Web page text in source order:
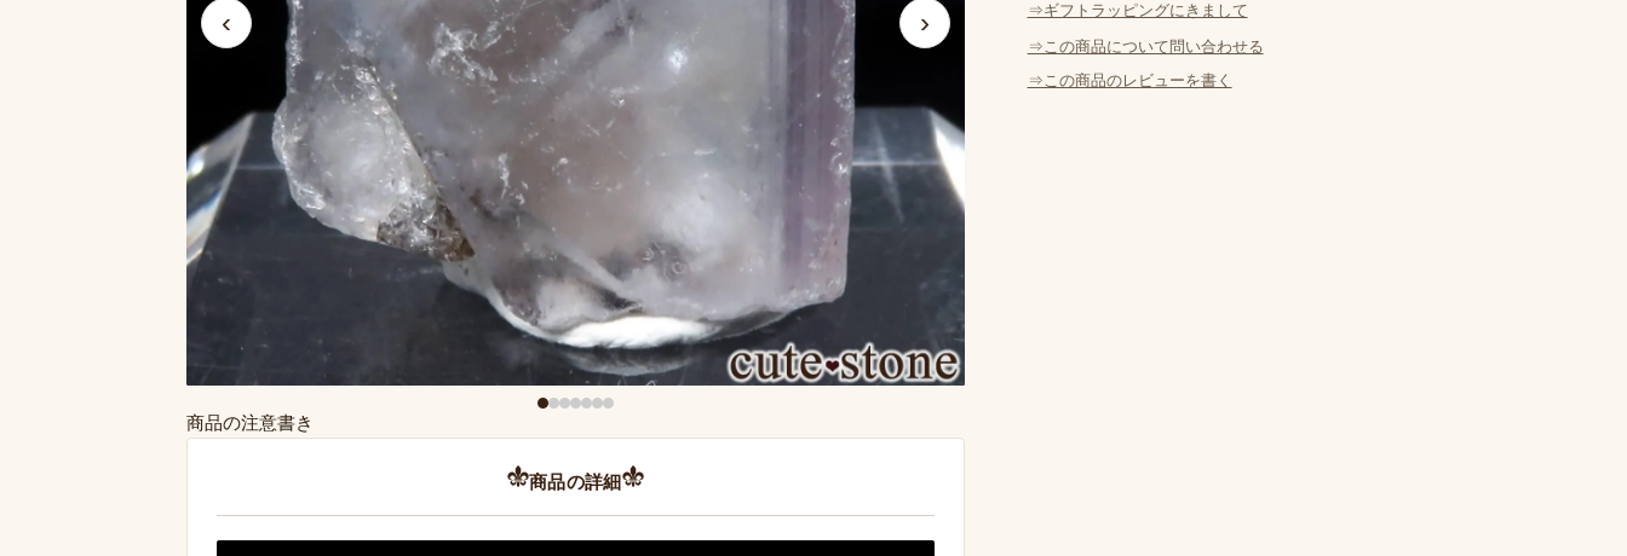
‹ ›
商品の注意書き
商品の詳細
⇒ギフトラッピングにきまして
⇒この商品について問い合わせる
⇒この商品のレビューを書く